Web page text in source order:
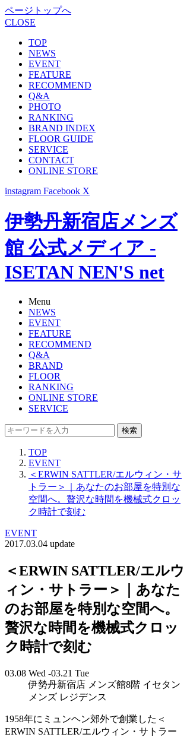
ページトップへ
CLOSE
TOP
NEWS
EVENT
FEATURE
RECOMMEND
Q&A
PHOTO
RANKING
BRAND INDEX
FLOOR GUIDE
SERVICE
CONTACT
ONLINE STORE
instagram Facebook X
伊勢丹新宿店メンズ
館 公式メディア -
ISETAN NEN'S net
Menu
NEWS
EVENT
FEATURE
RECOMMEND
Q&A
BRAND
FLOOR
RANKING
ONLINE STORE
SERVICE
検索
TOP
EVENT
＜ERWIN SATTLER/エルウィン・サ
トラー＞｜あなたのお部屋を特別な
空間へ。贅沢な時間を機械式クロッ
ク時計で刻む
EVENT
2017.03.04 update
＜ERWIN SATTLER/エルウ
ィン・サトラー＞｜あなた
のお部屋を特別な空間へ。
贅沢な時間を機械式クロッ
ク時計で刻む
03.08 Wed -03.21 Tue
伊勢丹新宿店 メンズ館8階 イセタン
メンズ レジデンス
1958年にミュンヘン郊外で創業した＜
ERWIN SATTLER/エルウィン・サトラー